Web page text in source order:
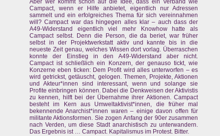
Aber wer kommt schon auf die Idee, dass ein Verband wie
Campact, wenn er Hilfe anbietet, eigentlich nur Adressen
sammelt und ein erfolgreiches Thema für sich vereinnahmen
will? Campact war das hingegen alles klar – auch dass der
A49-Widerstand eigentlich viel mehr Knowhow hatte als
Campact selbst. Denn die Person, die da beriet, war früher
selbst in der Projektwerkstatt aktiv und kannte bis in die
neueste Zeit genau, welches Wissen dort vorlag. Überraschen
konnte der Einstieg in den A49-Widerstand aber nicht.
Campact ist schließlich ein Konzern, der genauso tickt, wie
Konzerne eben ticken: Dem Profit wird alles unterworfen – es
wird getrickst, getäuscht, gelogen. Themen, Projekte, Aktionen
und Akteur*innen sind interessant, wenn und solange sie
Profite einbringen können. Dabei die Denkweisen der Aktivistis
zu kennen, hilft bei der Übernahme ihrer Aktionen. Campact
besteht im Kern aus Umweltaktivist*innen, die früher mal
bekennende Anarchist*innen waren – einige davon offen für
militante Aktionsformen. Sie zogen Anfang der 90er zusammen
nach Verden, um diese Stadt anarchistisch zu unterwandern.
Das Ergebnis ist … Campact. Kapitalismus im Protest. Bitter.